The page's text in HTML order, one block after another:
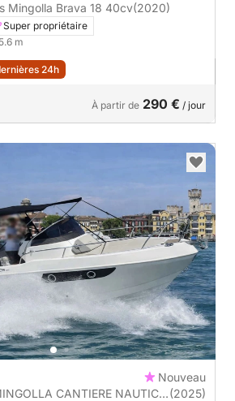
Bateau sans permis Mingolla Brava 18 40cv(2020)
Super propriétaire
m
24h
À partir de 290 € / jour
Nouveau
CANTIERE NAUTICO(2025)